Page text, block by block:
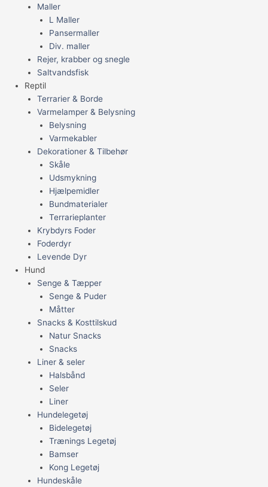
Maller
L Maller
Pansermaller
Div. maller
Rejer, krabber og snegle
Saltvandsfisk
Reptil
Terrarier & Borde
Varmelamper & Belysning
Belysning
Varmekabler
Dekorationer & Tilbehør
Skåle
Udsmykning
Hjælpemidler
Bundmaterialer
Terrarieplanter
Krybdyrs Foder
Foderdyr
Levende Dyr
Hund
Senge & Tæpper
Senge & Puder
Måtter
Snacks & Kosttilskud
Natur Snacks
Snacks
Liner & seler
Halsbånd
Seler
Liner
Hundelegetøj
Bidelegetøj
Trænings Legetøj
Bamser
Kong Legetøj
Hundeskåle